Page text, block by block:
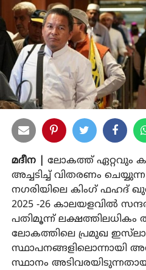
മദീന |
ലോകത്ത്
അച്ചടിച്ച് വിതരണം
നഗരിയിലെ കിംഗ് ഫഹദ്
2025 -26 കാലയളവില്‍
പതിമൂന്ന് ലക്ഷത്തിലധികം
ലോകത്തിലെ പ്രമുഖ
സ്ഥാപനങ്ങളിലൊന്നായി
സ്ഥാനം